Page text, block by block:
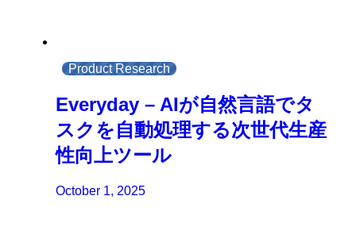
Product Research
Everyday – AIが自然言語でタ
スクを自動処理する次世代生産
性向上ツール
October 1, 2025